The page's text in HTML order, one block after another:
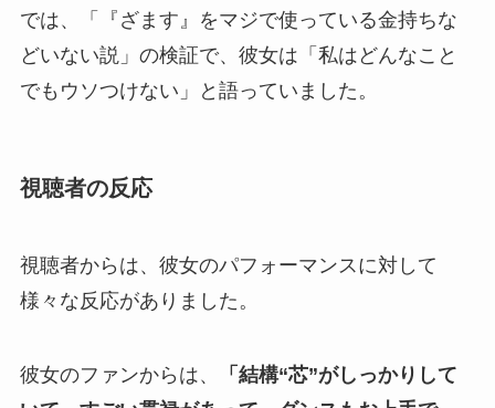
では、「『ざます』をマジで使っている金持ちな
どいない説」の検証で、彼女は「私はどんなこと
でもウソつけない」と語っていました。
視聴者の反応
視聴者からは、彼女のパフォーマンスに対して
様々な反応がありました。
彼女のファンからは、
「結構“芯”がしっかりして